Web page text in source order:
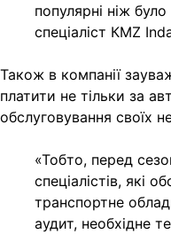
популярні ніж
спеціаліст КMZ
Також в компанії
платити не тільки за
обслуговування своїх
«Тобто, перед
спеціалістів, які
транспортне
аудит, необхідне